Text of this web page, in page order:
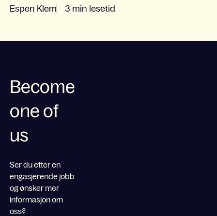
Espen Klem 3 min lesetid
Become
one of
us
Ser du etter en
engasjerende jobb
og ønsker mer
informasjon om
oss?